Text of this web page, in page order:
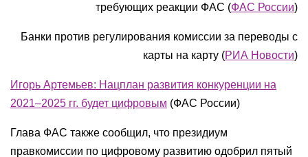
требующих реакции ФАС (ФАС России)
Банки против регулирования комиссии за переводы с
карты на карту (РИА Новости)
Игорь Артемьев: Нацплан развития конкуренции на
2021–2025 гг. будет цифровым (ФАС России)
Глава ФАС также сообщил, что президиум
правкомиссии по цифровому развитию одобрил пятый